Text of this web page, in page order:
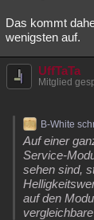
Das kommt
wenigsten auf.
UffTaTa
Mitglied
B-White
Auf einer
Service-
sehen sind,
auf den